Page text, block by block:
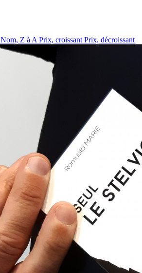
Nom, Z à A Prix, croissant Prix, décroissant